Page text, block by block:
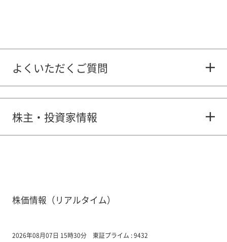
よくいただくご質問
株主・投資家情報
株価情報（リアルタイム）
2026年08月07日 15時30分 東証プライム : 9432